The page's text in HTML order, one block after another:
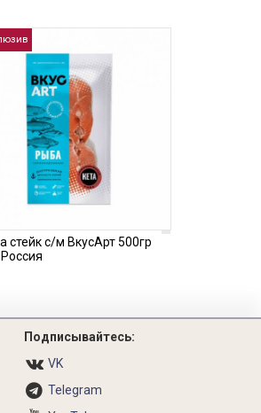
стейк с/м ВкусАрт 500гр
Подписывайтесь:
VK
Telegram